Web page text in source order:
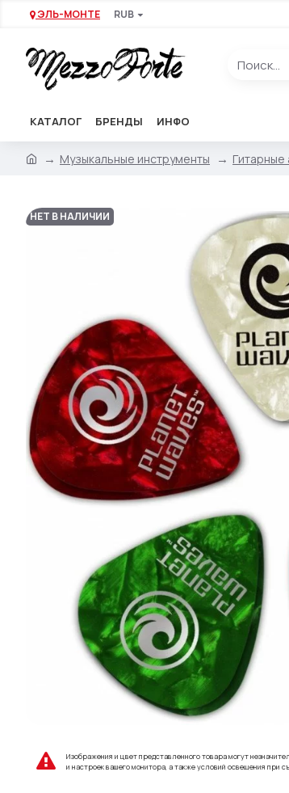
ЭЛЬ-МОНТЕ RUB
КАТАЛОГ БРЕНДЫ ИНФО
Музыкальные инструменты Гитарные
НЕТ В НАЛИЧИИ
Изображения и цвет представленного товара могут
и настроек вашего монитора, а также условий освещения при